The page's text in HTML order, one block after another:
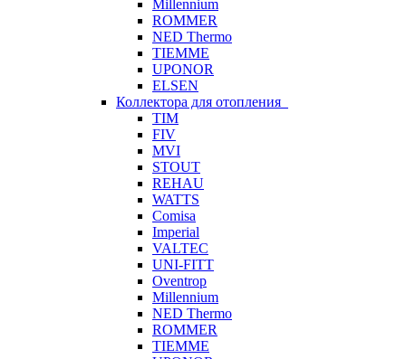
Millennium
ROMMER
NED Thermo
TIEMME
UPONOR
ELSEN
Коллектора для отопления
TIM
FIV
MVI
STOUT
REHAU
WATTS
Comisa
Imperial
VALTEC
UNI-FITT
Oventrop
Millennium
NED Thermo
ROMMER
TIEMME